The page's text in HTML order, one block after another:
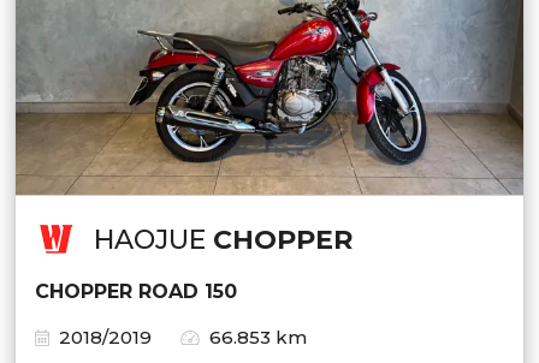
HAOJUE CHOPPER
CHOPPER ROAD 150
2018/2019
66.853 km